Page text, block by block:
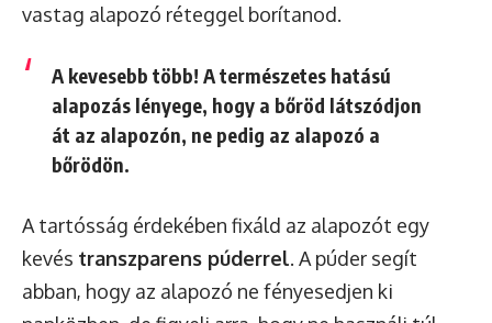
vastag alapozó réteggel borítanod.
A kevesebb több! A természetes hatású
alapozás lényege, hogy a bőröd látszódjon
át az alapozón, ne pedig az alapozó a
bőrödön.
A tartósság érdekében fixáld az alapozót egy
kevés transzparens púderrel. A púder segít
abban, hogy az alapozó ne fényesedjen ki